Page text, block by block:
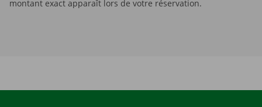
montant exact apparaît lors de votre réservation.